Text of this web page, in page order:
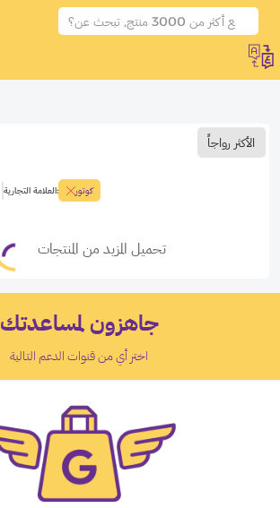
طبق الفلاتر
الغاء الفلاتر
الأكثر رواجاً
العلامة التجارية: كوتور
تحميل المزيد من المنتجات
جاهزون لمساعدتك
اختر أي من قنوات الدعم التالية